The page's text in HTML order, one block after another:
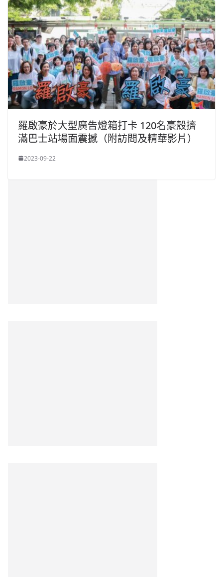
羅啟豪於大型廣告燈箱打卡 120名豪殼擠
滿巴士站場面震撼（附訪問及精華影片）
2023-09-22